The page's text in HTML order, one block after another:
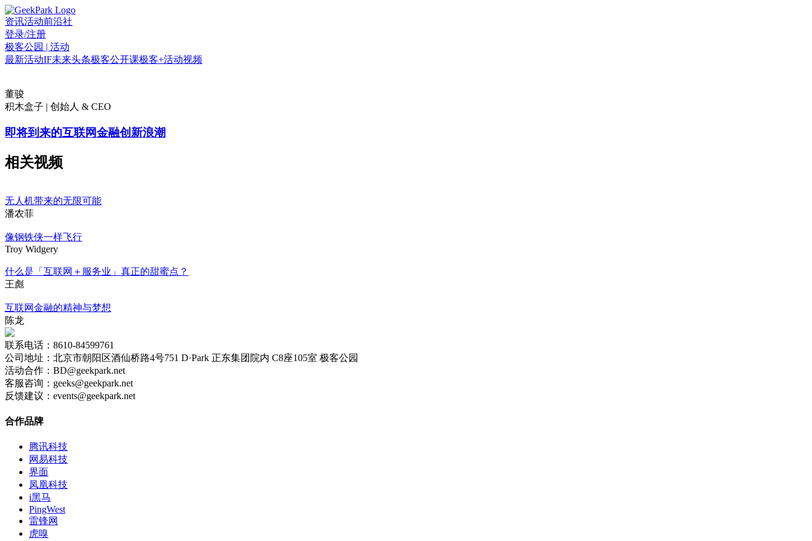
资讯活动前沿社
登录/注册
极客公园 | 活动
最新活动IF未来头条极客公开课极客+活动视频
董骏
积木盒子 | 创始人 & CEO
即将到来的互联网金融创新浪潮
相关视频
无人机带来的无限可能
潘农菲
像钢铁侠一样飞行
Troy Widgery
什么是「互联网＋服务业」真正的甜蜜点？
王彪
互联网金融的精神与梦想
陈龙
联系电话：8610-84599761
公司地址：北京市朝阳区酒仙桥路4号751 D·Park 正东集团院内 C8座105室 极客公园
活动合作：BD@geekpark.net
客服咨询：geeks@geekpark.net
反馈建议：events@geekpark.net
合作品牌
腾讯科技
网易科技
界面
凤凰科技
i黑马
PingWest
雷锋网
虎嗅